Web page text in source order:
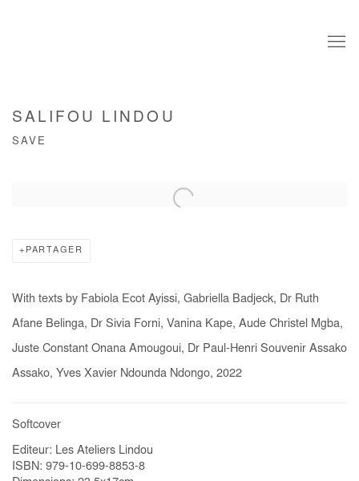
SALIFOU LINDOU
SAVE
Open a larger version of the following image in a popup:
PARTAGER
With texts by Fabiola Ecot Ayissi, Gabriella Badjeck, Dr Ruth
Afane Belinga, Dr Sivia Forni, Vanina Kape, Aude Christel Mgba,
Juste Constant Onana Amougoui, Dr Paul-Henri Souvenir Assako
Assako, Yves Xavier Ndounda Ndongo, 2022
Softcover
Editeur: Les Ateliers Lindou
ISBN: 979-10-699-8853-8